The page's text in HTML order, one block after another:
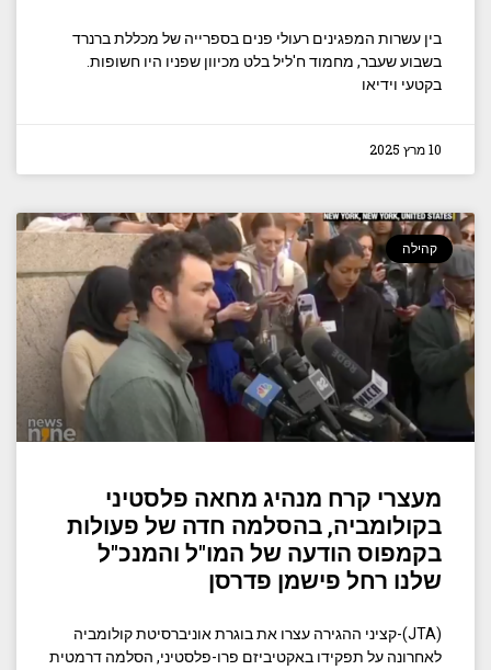
בין עשרות המפגינים רעולי פנים בספרייה של מכללת ברנרד
בשבוע שעבר, מחמוד ח'ליל בלט מכיוון שפניו היו חשופות.
בקטעי וידיאו
10 מרץ 2025
קהילה
מעצרי קרח מנהיג מחאה פלסטיני
בקולומביה, בהסלמה חדה של פעולות
בקמפוס הודעה של המו"ל והמנכ"ל
שלנו רחל פישמן פדרסן
(JTA)-קציני ההגירה עצרו את בוגרת אוניברסיטת קולומביה
לאחרונה על תפקידו באקטיביזם פרו-פלסטיני, הסלמה דרמטית